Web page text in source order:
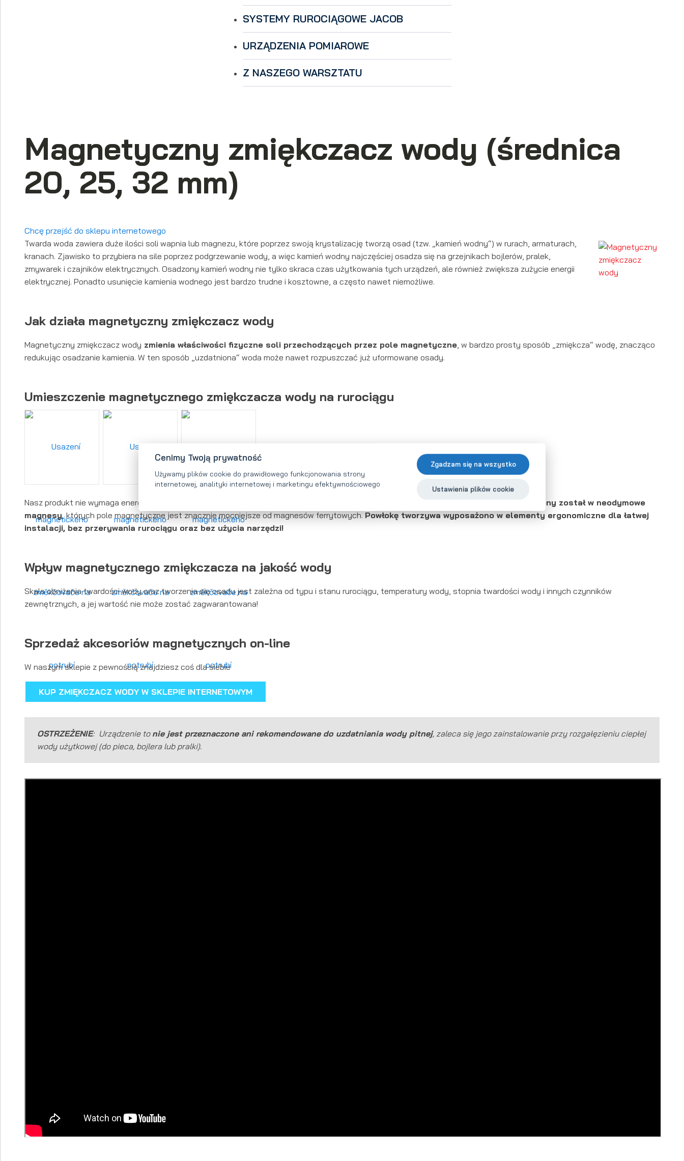
SYSTEMY RUROCIĄGOWE JACOB
URZĄDZENIA POMIAROWE
Z NASZEGO WARSZTATU
Magnetyczny zmiękczacz wody (średnica
20, 25, 32 mm)
Chcę przejść do sklepu internetowego
Twarda woda zawiera duże ilości soli wapnia lub magnezu, które poprzez swoją krystalizację tworzą osad (tzw. „kamień wodny“) w rurach, armaturach,
kranach. Zjawisko to przybiera na sile poprzez podgrzewanie wody, a więc kamień wodny najczęściej osadza się na grzejnikach bojlerów, pralek,
zmywarek i czajników elektrycznych. Osadzony kamień wodny nie tylko skraca czas użytkowania tych urządzeń, ale również zwiększa zużycie energii
elektrycznej. Ponadto usunięcie kamienia wodnego jest bardzo trudne i kosztowne, a często nawet niemożliwe.
Jak działa magnetyczny zmiękczacz wody
Magnetyczny zmiękczacz wody zmienia właściwości fizyczne soli przechodzących przez pole magnetyczne, w bardzo prosty sposób „zmiękcza“ wodę, znacząco
redukując osadzanie kamienia. W ten sposób „uzdatniona“ woda może nawet rozpuszczać już uformowane osady.
Umieszczenie magnetycznego zmiękczacza wody na rurociągu
Nasz produkt nie wymaga energii elektrycznej ani wkładów zapasowych. W porównaniu do innych produktów dostępnych na rynku
wyposażony został w neodymowe
magnesy, których pole magnetyczne jest znacznie mocniejsze od magnesów ferrytowych. Powłokę tworzywa wyposażono w elementy ergonomiczne dla łatwej
instalacji, bez przerywania rurociągu oraz bez użycia narzędzi!
Wpływ magnetycznego zmiękczacza na jakość wody
Skala obniżenia twardości wody oraz tworzenia się osadu jest zależna od typu i stanu rurociągu, temperatury wody, stopnia twardości wody i innych czynników
zewnętrznych, a jej wartość nie może zostać zagwarantowana!
Sprzedaż akcesoriów magnetycznych on-line
W naszym sklepie z pewnością znajdziesz coś dla siebie
KUP ZMIĘKCZACZ WODY W SKLEPIE INTERNETOWYM
OSTRZEŻENIE: Urządzenie to nie jest przeznaczone ani rekomendowane do uzdatniania wody pitnej, zaleca się jego zainstalowanie przy rozgałęzieniu ciepłej
wody użytkowej (do pieca, bojlera lub pralki).
Cenimy Twoją prywatność
Używamy plików cookie do prawidłowego funkcjonowania strony
internetowej, analityki internetowej i marketingu efektywnościowego
Zgadzam się na wszystko
Ustawienia plików cookie